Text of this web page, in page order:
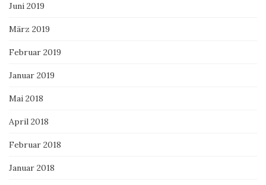
Juni 2019
März 2019
Februar 2019
Januar 2019
Mai 2018
April 2018
Februar 2018
Januar 2018